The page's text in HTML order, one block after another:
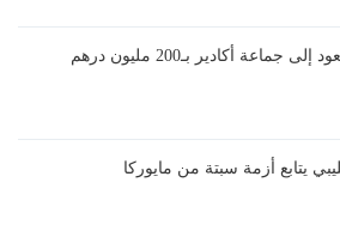
جماعة أكادير بـ200 مليون درهم
يتابع أزمة سبتة من مايوركا